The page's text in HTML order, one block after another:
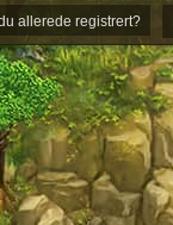
allerede registrert?